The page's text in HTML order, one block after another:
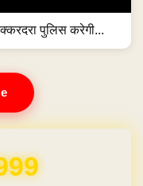
पुलिस करेगी...
for 1 Year